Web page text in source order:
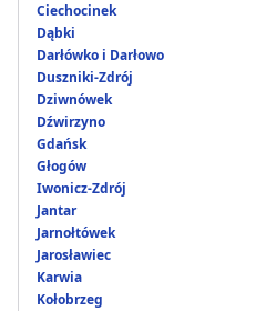
Ciechocinek
Dąbki
Darłówko i Darłowo
Duszniki-Zdrój
Dziwnówek
Dźwirzyno
Gdańsk
Głogów
Iwonicz-Zdrój
Jantar
Jarnołtówek
Jarosławiec
Karwia
Kołobrzeg